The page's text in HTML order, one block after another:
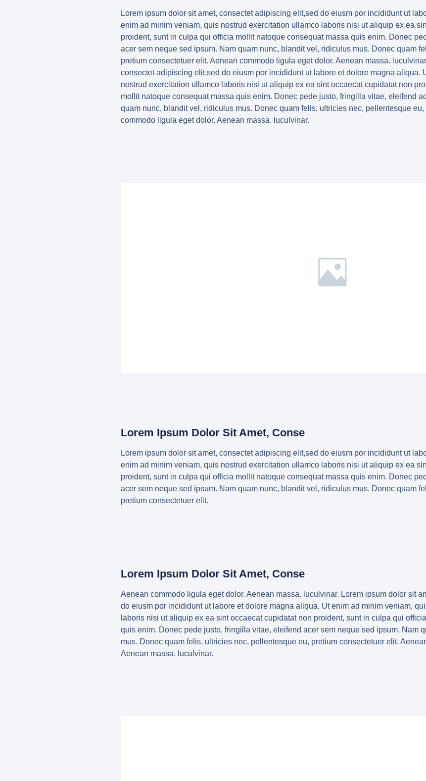
Lorem ipsum dolor sit amet, consectet adipiscing elit,sed do eiusm por incididunt ut
enim ad minim veniam, quis nostrud exercitation ullamco laboris nisi ut aliquip ex ea
proident, sunt in culpa qui officia mollit natoque consequat massa quis enim. Donec
acer sem neque sed ipsum. Nam quam nunc, blandit vel, ridiculus mus. Donec quam
pretium consectetuer elit. Aenean commodo ligula eget dolor. Aenean massa.
consectet adipiscing elit,sed do eiusm por incididunt ut labore et dolore magna aliqua.
nostrud exercitation ullamco laboris nisi ut aliquip ex ea sint occaecat cupidatat non
mollit natoque consequat massa quis enim. Donec pede justo, fringilla vitae, eleifend
quam nunc, blandit vel, ridiculus mus. Donec quam felis, ultricies nec, pellentesque
commodo ligula eget dolor. Aenean massa. luculvinar.
Lorem Ipsum Dolor Sit Amet, Conse
Lorem ipsum dolor sit amet, consectet adipiscing elit,sed do eiusm por incididunt ut
enim ad minim veniam, quis nostrud exercitation ullamco laboris nisi ut aliquip ex ea
proident, sunt in culpa qui officia mollit natoque consequat massa quis enim. Donec
acer sem neque sed ipsum. Nam quam nunc, blandit vel, ridiculus mus. Donec quam
pretium consectetuer elit.
Lorem Ipsum Dolor Sit Amet, Conse
Aenean commodo ligula eget dolor. Aenean massa. luculvinar. Lorem ipsum dolor sit
do eiusm por incididunt ut labore et dolore magna aliqua. Ut enim ad minim veniam,
laboris nisi ut aliquip ex ea sint occaecat cupidatat non proident, sunt in culpa qui
quis enim. Donec pede justo, fringilla vitae, eleifend acer sem neque sed ipsum. Nam
mus. Donec quam felis, ultricies nec, pellentesque eu, pretium consectetuer elit.
Aenean massa. luculvinar.